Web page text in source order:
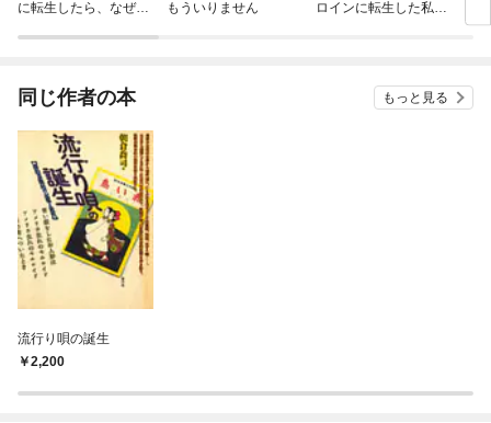
に転生したら、なぜか
もういりません
ロインに転生した私、
同じ作者の本 もっと見る
流行り唄の誕生
2,200